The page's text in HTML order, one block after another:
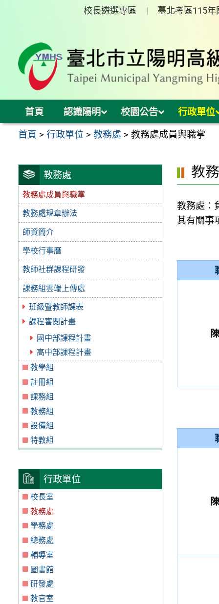
校長遴選專區 臺北考區115
首頁 認識陽明 校園公告 行政單位
首頁 >行政單位 >教務處 >教務處成員與職掌
教務處
教務處成員與職掌
教務處規章辦法
師資簡介
學校行事曆
教師社群課程研發
課務組雲端上傳處
班級暨教師課表
課程審閱計畫
國中部課程計畫
高中部課程計畫
教學組
註冊組
課務組
教務組
設備組
特教組
行政單位
校長室
教務處
學務處
總務處
輔導室
圖書館
研發處
教官室
教
教務處：
其有關事